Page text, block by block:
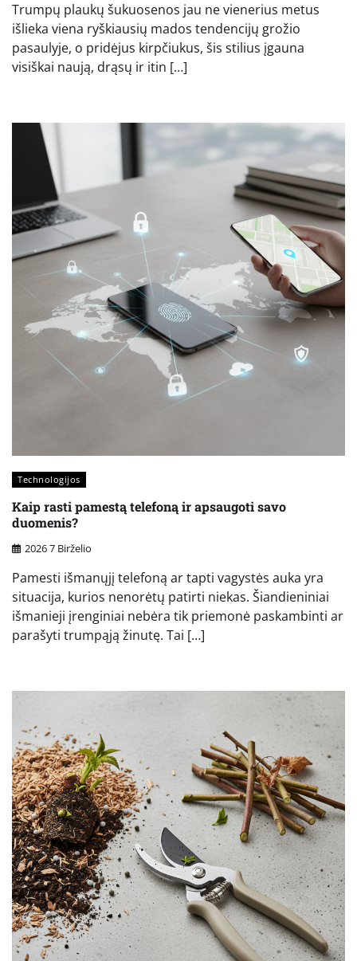
Trumpų plaukų šukuosenos jau ne vienerius metus
išlieka viena ryškiausių mados tendencijų grožio
pasaulyje, o pridėjus kirpčiukus, šis stilius įgauna
visiškai naują, drąsų ir itin […]
Technologijos
Kaip rasti pamestą telefoną ir apsaugoti savo
duomenis?
2026 7 Birželio
Pamesti išmanųjį telefoną ar tapti vagystės auka yra
situacija, kurios nenorėtų patirti niekas. Šiandieniniai
išmanieji įrenginiai nebėra tik priemonė paskambinti ar
parašyti trumpąją žinutę. Tai […]